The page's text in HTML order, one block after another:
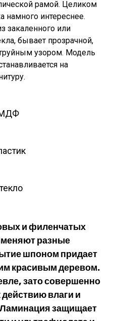
рамой. Целиком
намного интереснее.
закаленного или
бывает прозрачной,
узором. Модель
на
и филенчатых
разные
шпоном придает
красивым деревом.
зато совершенно
влаги и
защищает